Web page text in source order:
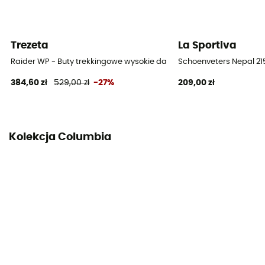
Trezeta
Raider WP - Buty trekkingowe wysokie damskie
384,60 zł 529,00 zł -27%
La Sportiva
Schoenveters Nepal
209,00 zł
Kolekcja Columbia